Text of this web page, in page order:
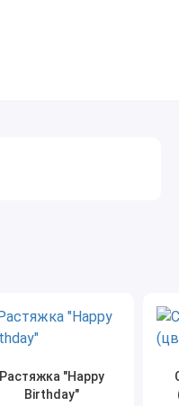
Растяжка "Happy
Birthday"